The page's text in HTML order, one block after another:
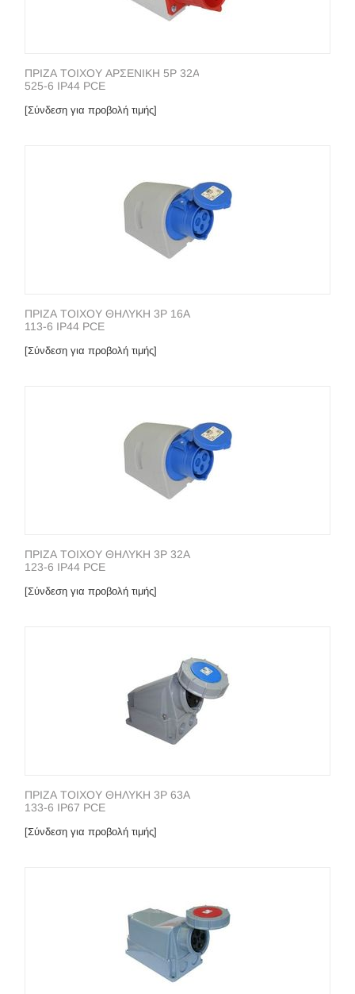
ΠΡΙΖΑ ΤΟΙΧΟΥ ΑΡΣΕΝΙΚΗ 5P 32A
525-6 IP44 PCE
[Σύνδεση για προβολή τιμής]
ΠΡΙΖΑ ΤΟΙΧΟΥ ΘΗΛΥΚΗ 3P 16A
113-6 IP44 PCE
[Σύνδεση για προβολή τιμής]
ΠΡΙΖΑ ΤΟΙΧΟΥ ΘΗΛΥΚΗ 3P 32A
123-6 IP44 PCE
[Σύνδεση για προβολή τιμής]
ΠΡΙΖΑ ΤΟΙΧΟΥ ΘΗΛΥΚΗ 3P 63A
133-6 IP67 PCE
[Σύνδεση για προβολή τιμής]